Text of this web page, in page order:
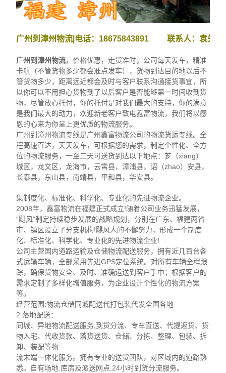
广州到漳州物流|电话：18675843891 联系人：袁先生
广州到漳州物流，价格优惠，走货准时，公司每天发车，精准
卡航（不管货物多少都会准点发车），货物到达目的地以后不
管货物多少，距离远近都会及时与客户联系沟通接货事宜，所
以你可以不用担心货物到了以后客户是否能够第一时间收到货
物，尽管放心托付，你的托付是对我们最大的支持，你的满意
是我们最大的动力，欢迎新老客户致电鑫富物流，我们将以感
恩的心来为你呈上更优质的物流服务。
广州到漳州物流专线是广州鑫富物流公司的物流货运专线。全
程高速直达，天天发车，可根据您的需求，制定个性化、全方
位的物流服务，一至二天可送货到达以下地点：芗（xiang）
城区，龙文区，龙海市，云霄县，漳浦县，诏（zhao）安县，
长泰县，东山县，南靖县，平和县，华安县。
集制度化、标准化、科学化、专业化的先进物流企业。
2008年，鑫富物流在福建正式成立!随着公司业务迅猛发展，
“飓风”制定持续稳步发展的战略规划，分别在广东、福建两省
市、镇区设立了分支机构!飓风人的不懈努力，形成一个制度
化、标准化、科学化、专业化的先进物流企业!
公司主营国内道路运输及仓储物流配送服务，拥有近几百台各
式运输车辆，全部采用先进GPS定位系统。对所有车辆全程跟
踪，确保货物安全、及时、准确运送到客户手中；根据客户的
需求定制了多样化增值服务，为企业设计个性化的物流方案
等。
经营范围:物流仓储同城配送代打包装代发全国各地
2.落地配送：
同城、异地物流配送服务,到货分流、专车直送、代提返货、货
物入宅、代收货款、落货送货、仓储、分拣、整理、包装、拆
卸、装配等物
流末端一体化服务。拥有专业的送货团队，对区域内的道路熟
悉。自有场地.库房及派送网点,24小时到货分流服务。